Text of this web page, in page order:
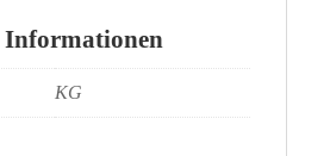
Informationen
KG